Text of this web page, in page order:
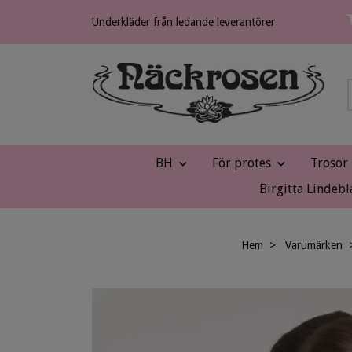
Underkläder från ledande leverantörer
BH För protes
Trosor
Birgitta
Hem Varumärken